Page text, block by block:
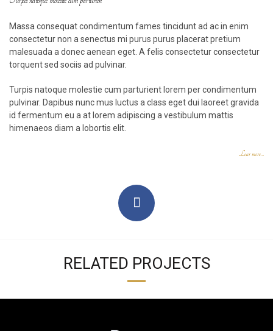
Massa consequat condimentum fames tincidunt ad ac in enim
consectetur non a senectus mi purus purus placerat pretium
malesuada a donec aenean eget. A felis consectetur consectetur
torquent sed sociis ad pulvinar.
Turpis natoque molestie cum parturient lorem per condimentum
pulvinar. Dapibus nunc mus luctus a class eget dui laoreet gravida
id fermentum eu a at lorem adipiscing a vestibulum mattis
himenaeos diam a lobortis elit.
Lear more…
RELATED PROJECTS